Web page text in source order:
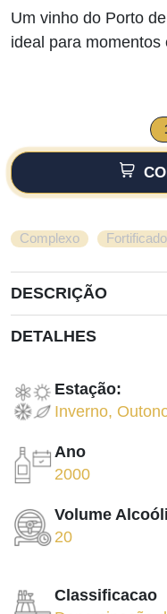
Um vinho do Porto
ideal para momentos
Complexo Fortificado
DESCRIÇÃO
DETALHES
Estação:
Inverno,
Ano
2000
Volume
20
Classificacao